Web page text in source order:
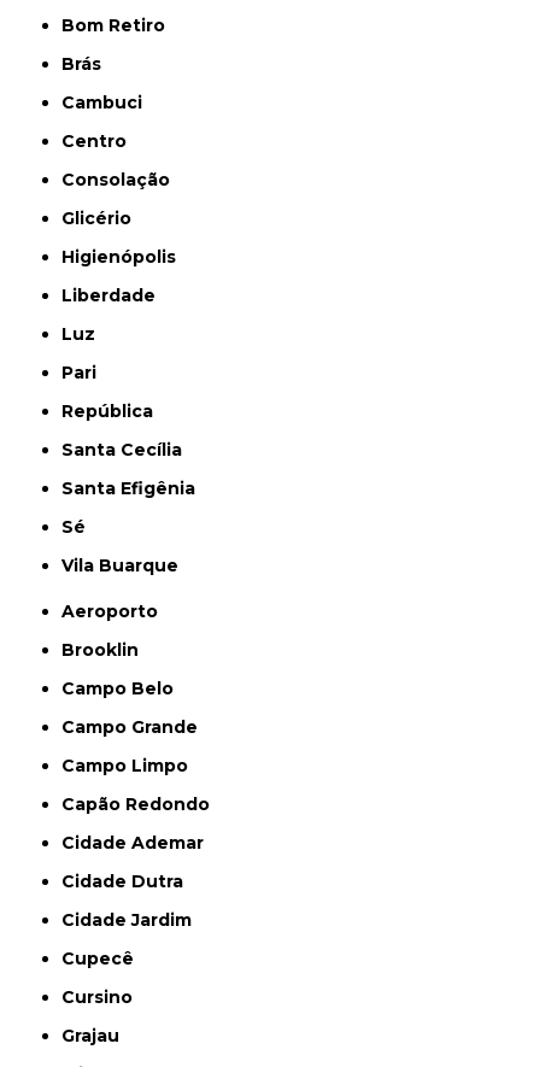
Bom Retiro
Brás
Cambuci
Centro
Consolação
Glicério
Higienópolis
Liberdade
Luz
Pari
República
Santa Cecília
Santa Efigênia
Sé
Vila Buarque
Aeroporto
Brooklin
Campo Belo
Campo Grande
Campo Limpo
Capão Redondo
Cidade Ademar
Cidade Dutra
Cidade Jardim
Cupecê
Cursino
Grajau